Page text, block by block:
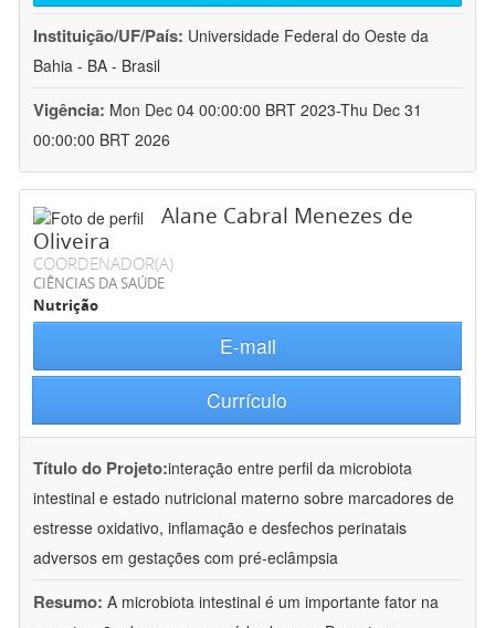
Instituição/UF/País: Universidade Federal do Oeste da
Bahia - BA - Brasil
Vigência: Mon Dec 04 00:00:00 BRT 2023-Thu Dec 31
00:00:00 BRT 2026
Alane Cabral Menezes de
Oliveira
COORDENADOR(A)
CIÊNCIAS DA SAÚDE
Nutrição
E-mail
Currículo
Título do Projeto:interação entre perfil da microbiota
intestinal e estado nutricional materno sobre marcadores de
estresse oxidativo, inflamação e desfechos perinatais
adversos em gestações com pré-eclâmpsia
Resumo: A microbiota intestinal é um importante fator na